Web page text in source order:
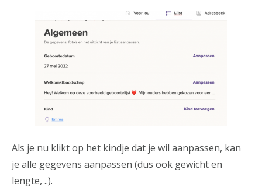
Als je nu klikt op het kindje dat je wil aanpassen, kan
je alle gegevens aanpassen (dus ook gewicht en
lengte, ..).